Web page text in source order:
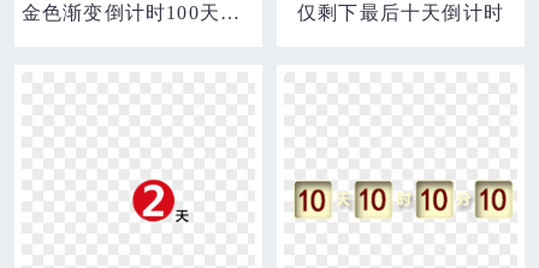
金色渐变倒计时100天免抠矢量艺术字 仅剩下最后十天倒计时